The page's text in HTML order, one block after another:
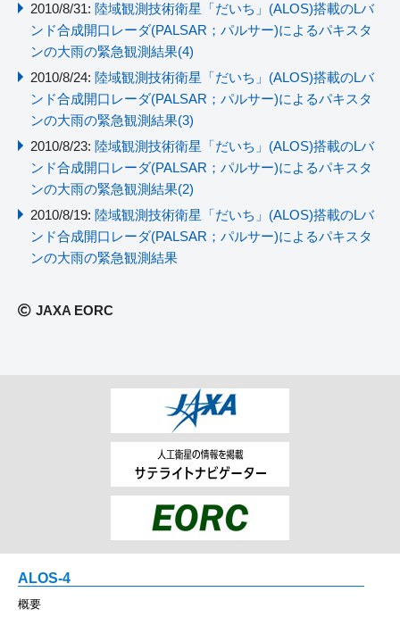
2010/8/31: 陸域観測技術衛星「だいち」(ALOS)搭載のLバ
ンド合成開口レーダ(PALSAR；パルサー)によるパキスタ
ンの大雨の緊急観測結果(4)
2010/8/24: 陸域観測技術衛星「だいち」(ALOS)搭載のLバ
ンド合成開口レーダ(PALSAR；パルサー)によるパキスタ
ンの大雨の緊急観測結果(3)
2010/8/23: 陸域観測技術衛星「だいち」(ALOS)搭載のLバ
ンド合成開口レーダ(PALSAR；パルサー)によるパキスタ
ンの大雨の緊急観測結果(2)
2010/8/19: 陸域観測技術衛星「だいち」(ALOS)搭載のLバ
ンド合成開口レーダ(PALSAR；パルサー)によるパキスタ
ンの大雨の緊急観測結果
JAXA EORC
ALOS-4
概要